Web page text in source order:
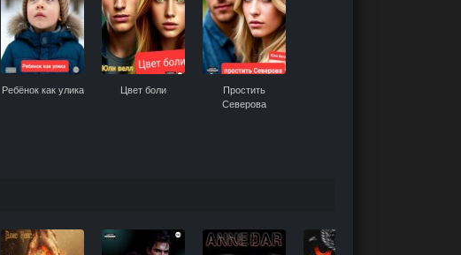
Ребёнок как улика Цвет боли
Простить
Северова